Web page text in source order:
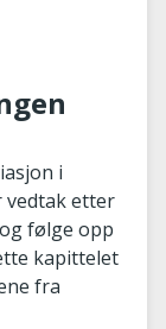
i
vedtak etter
følge opp
kapittelet
fra